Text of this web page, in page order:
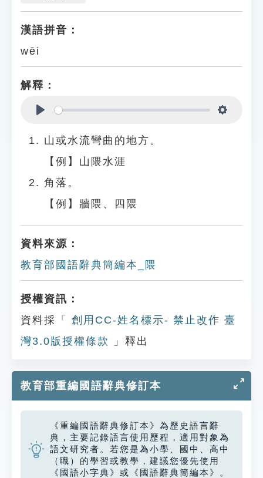
漢語拼音：
wēi
解釋：
山或水流彎曲的地方。
【例】山隈水涯
角落。
【例】牆隈、四隈
資料來源：
教育部國語辭典簡編本_隈
授權資訊：
資料採「
創用CC-姓名標示- 禁止改作 臺
灣3.0版授權條款
」釋出
教育部重編國語辭典修訂本
《重編國語辭典修訂本》為歷史語言辭
典，主要記錄語言使用歷程，適用對象為
語文研究者。若您是為小學、國中、高中
（職）的學習或教學，建議您優先使用
《國語小字典》或《國語辭典簡編本》。